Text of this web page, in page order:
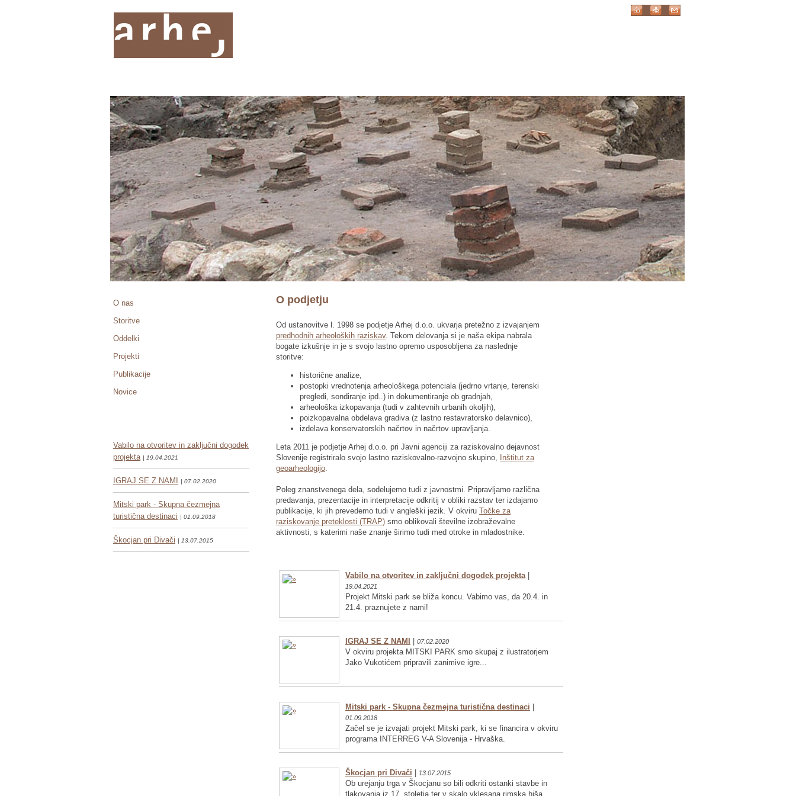
O nas
Storitve
Oddelki
Projekti
Publikacije
Novice
Vabilo na otvoritev in zaključni dogodek
projekta | 19.04.2021
IGRAJ SE Z NAMI | 07.02.2020
Mitski park - Skupna čezmejna
turistična destinaci | 01.09.2018
Škocjan pri Divači | 13.07.2015
O podjetju
Od ustanovitve l. 1998 se podjetje Arhej d.o.o. ukvarja pretežno z izvajanjem
predhodnih arheoloških raziskav. Tekom delovanja si je naša ekipa nabrala
bogate izkušnje in je s svojo lastno opremo usposobljena za naslednje
storitve:
historične analize,
postopki vrednotenja arheološkega potenciala (jedrno vrtanje, terenski
pregledi, sondiranje ipd..) in dokumentiranje ob gradnjah,
arheološka izkopavanja (tudi v zahtevnih urbanih okoljih),
poizkopavalna obdelava gradiva (z lastno restavratorsko delavnico),
izdelava konservatorskih načrtov in načrtov upravljanja.
Leta 2011 je podjetje Arhej d.o.o. pri Javni agenciji za raziskovalno dejavnost
Slovenije registriralo svojo lastno raziskovalno-razvojno skupino,
Inštitut za
geoarheologijo.
Poleg znanstvenega dela, sodelujemo tudi z javnostmi. Pripravljamo različna
predavanja, prezentacije in interpretacije odkritij v obliki razstav ter izdajamo
publikacije, ki jih prevedemo tudi v angleški jezik. V okviru Točke za
raziskovanje preteklosti (TRAP) smo oblikovali številne izobraževalne
aktivnosti, s katerimi naše znanje širimo tudi med otroke in mladostnike.
Vabilo na otvoritev in zaključni dogodek projekta|
19.04.2021
Projekt Mitski park se bliža koncu. Vabimo vas, da 20.4. in
21.4. praznujete z nami!
IGRAJ SE Z NAMI 07.02.2020
V okviru projekta MITSKI PARK smo skupaj z ilustratorjem
Jako Vukotićem pripravili zanimive igre...
Mitski park - Skupna čezmejna turistična destinaci
01.09.2018
Začel se je izvajati projekt Mitski park, ki se financira v okviru
programa INTERREG V-A Slovenija - Hrvaška.
Škocjan pri Divači 13.07.2015
Ob urejanju trga v Škocjanu so bili odkriti ostanki stavbe in
tlakovanja iz 17. stoletja ter v skalo vklesana rimska hiša.